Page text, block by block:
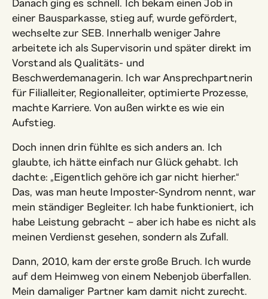
Danach ging es schnell. Ich bekam einen Job in
einer Bausparkasse, stieg auf, wurde gefördert,
wechselte zur SEB. Innerhalb weniger Jahre
arbeitete ich als Supervisorin und später direkt im
Vorstand als Qualitäts- und
Beschwerdemanagerin. Ich war Ansprechpartnerin
für Filialleiter, Regionalleiter, optimierte Prozesse,
machte Karriere. Von außen wirkte es wie ein
Aufstieg.
Doch innen drin fühlte es sich anders an. Ich
glaubte, ich hätte einfach nur Glück gehabt. Ich
dachte: „Eigentlich gehöre ich gar nicht hierher.“
Das, was man heute Imposter-Syndrom nennt, war
mein ständiger Begleiter. Ich habe funktioniert, ich
habe Leistung gebracht – aber ich habe es nicht als
meinen Verdienst gesehen, sondern als Zufall.
Dann, 2010, kam der erste große Bruch. Ich wurde
auf dem Heimweg von einem Nebenjob überfallen.
Mein damaliger Partner kam damit nicht zurecht.